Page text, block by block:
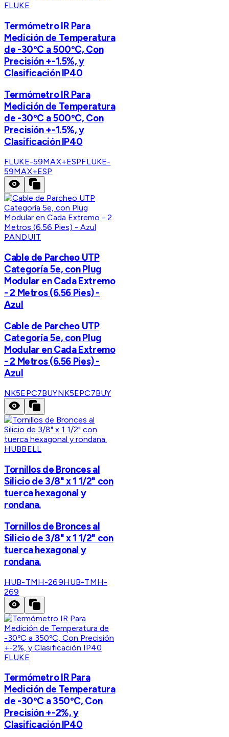
FLUKE
Termómetro IR Para
Medición de Temperatura
de -30ºC a 500ºC, Con
Precisión +-1.5%, y
Clasificación IP40
Termómetro IR Para
Medición de Temperatura
de -30ºC a 500ºC, Con
Precisión +-1.5%, y
Clasificación IP40
FLUKE-59MAX+ESPFLUKE-
59MAX+ESP
PANDUIT
Cable de Parcheo UTP
Categoría 5e, con Plug
Modular en Cada Extremo
- 2 Metros (6.56 Pies) -
Azul
Cable de Parcheo UTP
Categoría 5e, con Plug
Modular en Cada Extremo
- 2 Metros (6.56 Pies) -
Azul
NK5EPC7BUYNK5EPC7BUY
HUBBELL
Tornillos de Bronces al
Silicio de 3/8" x 1 1/2" con
tuerca hexagonal y
rondana.
Tornillos de Bronces al
Silicio de 3/8" x 1 1/2" con
tuerca hexagonal y
rondana.
HUB-TMH-269HUB-TMH-
269
FLUKE
Termómetro IR Para
Medición de Temperatura
de -30ºC a 350ºC, Con
Precisión +-2%, y
Clasificación IP40